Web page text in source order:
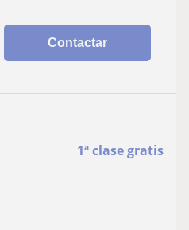
Contactar
1ª clase gratis